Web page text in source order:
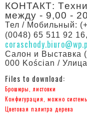
КОНТАКТ:
между - 9,00 -
Тел / Мобильный:
(0048) 65 511 92
Салон и Bыставка
000 Kościan /
Files to download:
Брошюры, листовки
Конфигурация, можно
Цветовая палитра дерева